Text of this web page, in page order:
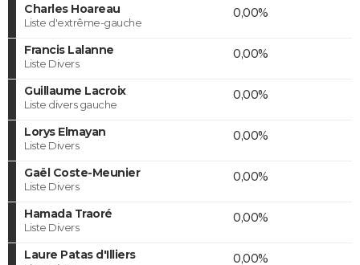
Charles Hoareau
Liste d'extrême-gauche
0,00%
Francis Lalanne
Liste Divers
0,00%
Guillaume Lacroix
Liste divers gauche
0,00%
Lorys Elmayan
Liste Divers
0,00%
Gaël Coste-Meunier
Liste Divers
0,00%
Hamada Traoré
Liste Divers
0,00%
Laure Patas d'Illiers 0,00%